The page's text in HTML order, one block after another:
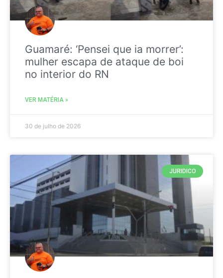
Guamaré: ‘Pensei que ia morrer’:
mulher escapa de ataque de boi
no interior do RN
VER MATÉRIA »
30 de julho de 2026
JURIDICO